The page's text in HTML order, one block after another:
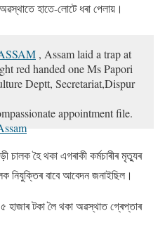
হাতে-লােটে ধৰা পেলায়।
, Assam laid a trap at
red handed one Ms Papori
Deptt, Secretariat,Dispur
appointment file.
February 10, 2022
চালক হৈ থকা এগৰাকী কৰ্মচাৰীৰ মৃত্যুৰ
নিযুক্তিৰ বাবে আবেদন জনাইছিল।
হাজাৰ টকা লৈ থকা অৱস্থাত গ্ৰেপ্তাৰ